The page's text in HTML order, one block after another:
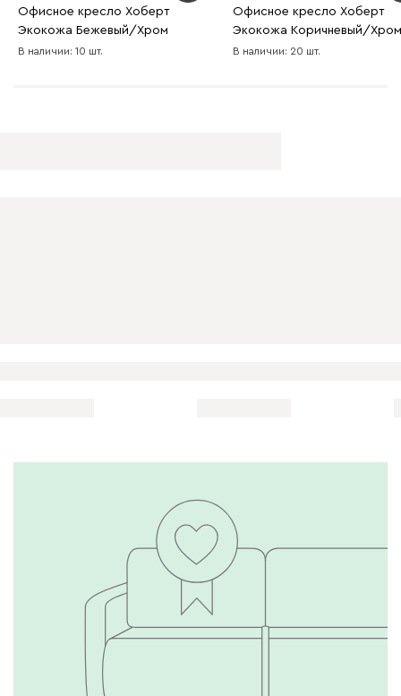
Офисное кресло Хоберт
Экокожа Бежевый/Хром
В наличии: 10 шт.
Офисное кресло Хоберт
Экокожа Коричневый/Хром
В наличии: 20 шт.